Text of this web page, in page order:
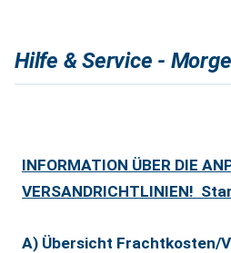
Hilfe & Service -
INFORMATION ÜBER DIE
VERSANDRICHTLINIEN!
A) Übersicht Frachtkosten/